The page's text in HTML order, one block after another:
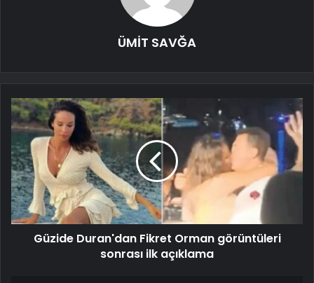
ÜMİT SAVĞA
Güzide Duran'dan Fikret Orman görüntüleri
sonrası ilk açıklama